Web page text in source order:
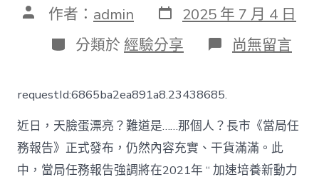
文 作者： admin 發
表
日
期
2025 年 7 月 4 日
分
類
分類於 經驗分享 在
〈尚
造
低
碳
宜
居
尚無留言
requestId:6865ba2ea891a8.23438685.
近日，天臉蛋漂亮？難道是……那個人？長市《當局任
務報告》正式發布，仍然內容充實、干貨滿滿。此
中，當局任務報告強調將在2021年 “ 加速培養新動力